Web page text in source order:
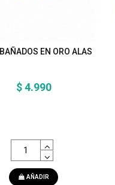
EN ORO ALAS
$ 4.990
AÑADIR